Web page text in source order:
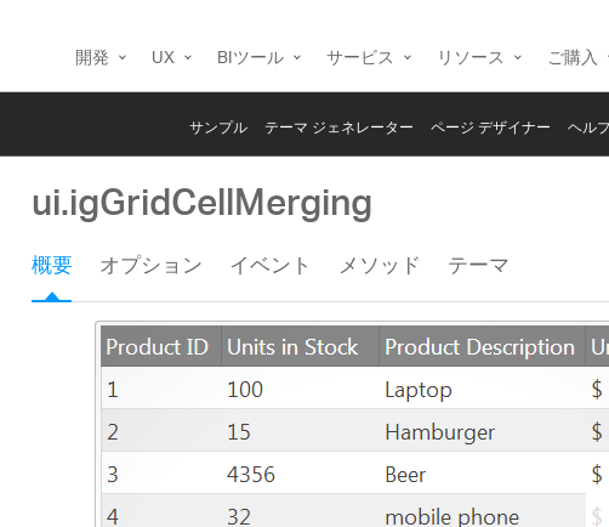
開発 UX BIツール サービス リソース ご購入
サンプル テーマ ジェネレーター ページ デザイナー ヘル
ui.igGridCellMerging
概要 オプション イベント メソッド テーマ